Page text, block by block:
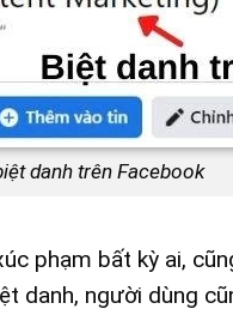
danh trên Facebook
phạm bất kỳ ai,
danh, người dùng